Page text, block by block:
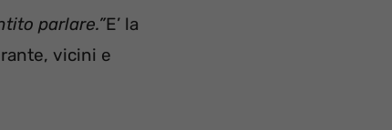
parlare.”E’ la
vicini e